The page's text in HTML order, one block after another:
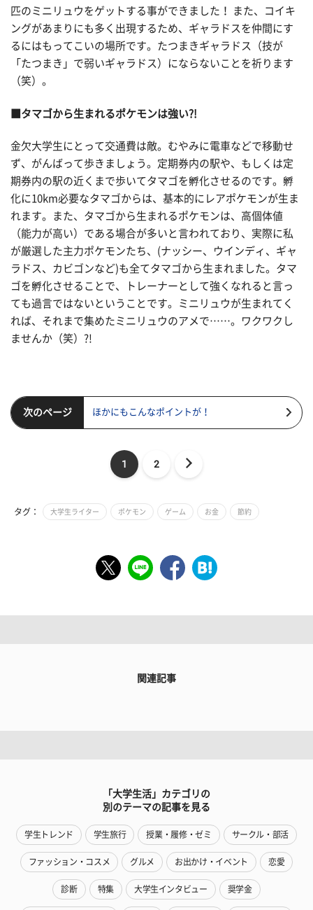
匹のミニリュウをゲットする事ができました！ また、コイキ
ングがあまりにも多く出現するため、ギャラドスを仲間にす
るにはもってこいの場所です。たつまきギャラドス（技が
「たつまき」で弱いギャラドス）にならないことを祈ります
（笑）。
■タマゴから生まれるポケモンは強い?!
金欠大学生にとって交通費は敵。むやみに電車などで移動せ
ず、がんばって歩きましょう。定期券内の駅や、もしくは定
期券内の駅の近くまで歩いてタマゴを孵化させるのです。孵
化に10km必要なタマゴからは、基本的にレアポケモンが生ま
れます。また、タマゴから生まれるポケモンは、高個体値
（能力が高い）である場合が多いと言われており、実際に私
が厳選した主力ポケモンたち、(ナッシー、ウインディ、ギャ
ラドス、カビゴンなど)も全てタマゴから生まれました。タマ
ゴを孵化させることで、トレーナーとして強くなれると言っ
ても過言ではないということです。ミニリュウが生まれてく
れば、それまで集めたミニリュウのアメで……。ワクワクし
ませんか（笑）?!
次のページ ほかにもこんなポイントが！
1 2
タグ： 大学生ライター ポケモン ゲーム お金 節約
関連記事
「大学生活」カテゴリの
別のテーマの記事を見る
学生トレンド 学生旅行 授業・履修・ゼミ サークル・部活
ファッション・コスメ グルメ お出かけ・イベント 恋愛
診断 特集 大学生インタビュー 奨学金